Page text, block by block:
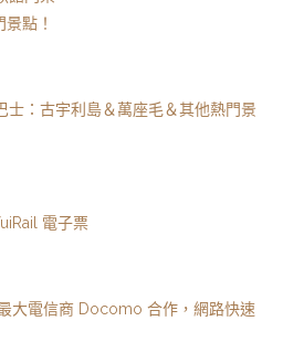
的超人氣蕎麥麵店
點！
：古宇利島＆萬座毛＆其他熱門景
電子票
大電信商 Docomo 合作，網路快速